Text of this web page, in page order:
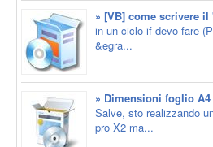
» [VB] come scrivere
in un ciclo if devo fare
&egra...
» Dimensioni foglio A4
Salve, sto realizzando
pro X2 ma...